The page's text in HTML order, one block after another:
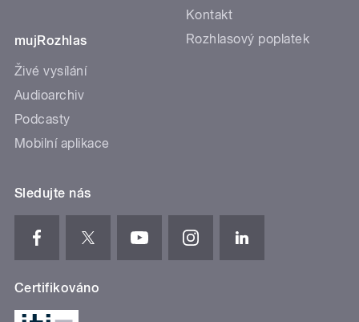
mujRozhlas
Živé vysílání
Audioarchiv
Podcasty
Mobilní aplikace
Kontakt
Rozhlasový poplatek
Sledujte nás
Certifikováno